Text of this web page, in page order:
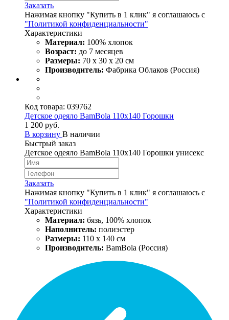
Заказать
Нажимая кнопку "Купить в 1 клик" я соглашаюсь с
"Политикой конфиденциальности"
Характеристики
Материал: 100% хлопок
Возраст: до 7 месяцев
Размеры: 70 х 30 х 20 см
Производитель: Фабрика Облаков (Россия)
Код товара: 039762
Детское одеяло BamBola 110x140 Горошки
1 200 руб.
В корзину В наличии
Быстрый заказ
Детское одеяло BamBola 110x140 Горошки унисекс
Заказать
Нажимая кнопку "Купить в 1 клик" я соглашаюсь с
"Политикой конфиденциальности"
Характеристики
Материал: бязь, 100% хлопок
Наполнитель: полиэстер
Размеры: 110 х 140 см
Производитель: BamBola (Россия)